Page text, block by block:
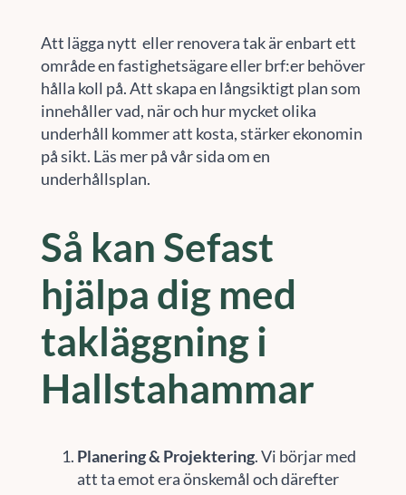
Att lägga nytt eller renovera tak är enbart ett
område en fastighetsägare eller brf:er behöver
hålla koll på. Att skapa en långsiktigt plan som
innehåller vad, när och hur mycket olika
underhåll kommer att kosta, stärker ekonomin
på sikt. Läs mer på vår sida om en
underhållsplan.
Så kan Sefast
hjälpa dig med
takläggning i
Hallstahammar
Planering & Projektering. Vi börjar med
att ta emot era önskemål och därefter